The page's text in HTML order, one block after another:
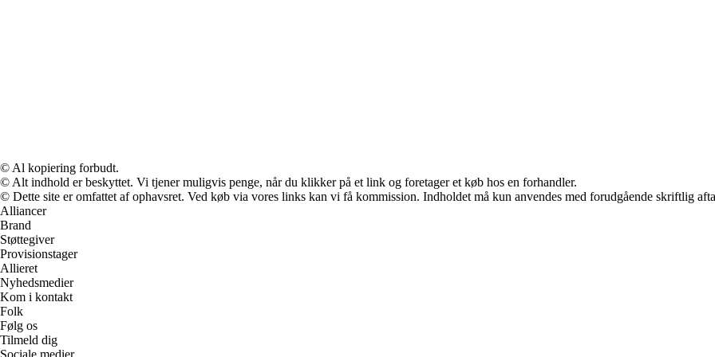
© Al kopiering forbudt.
© Alt indhold er beskyttet. Vi tjener muligvis penge, når du klikker på et link og foretager et køb hos en forhandler.
© Dette site er omfattet af ophavsret. Ved køb via vores links kan vi få kommission. Indholdet må kun anvendes med forudgående skriftlig
Alliancer
Brand
Støttegiver
Provisionstager
Allieret
Nyhedsmedier
Kom i kontakt
Folk
Følg os
Tilmeld dig
Sociale medier